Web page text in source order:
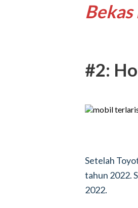
#2:
Setelah
tahun 2022.
2022.